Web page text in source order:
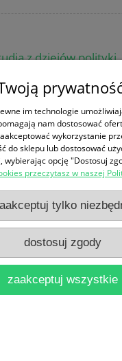
z dziejów
wieku
miast polskich
im technologie
nam dostosować
wykorzystanie
do sklepu lub dostosować
wybierając opcję "Dostosuj
przeczytasz w naszej
tylko
dostosuj zgody
zaakceptuj wszystkie